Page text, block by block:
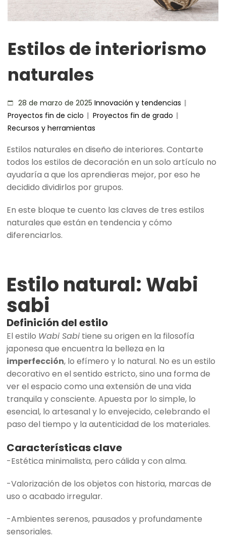
Estilos de interiorismo
naturales
28 de marzo de 2025 Innovación y tendencias |
Proyectos fin de ciclo |Proyectos fin de grado |
Recursos y herramientas
Estilos naturales en diseño de interiores. Contarte
todos los estilos de decoración en un solo artículo no
ayudaría a que los aprendieras mejor, por eso he
decidido dividirlos por grupos.
En este bloque te cuento las claves de tres estilos
naturales que están en tendencia y cómo
diferenciarlos.
Estilo natural: Wabi
sabi
Definición del estilo
El estilo Wabi Sabitiene su origen en la filosofía
japonesa que encuentra la belleza en la
imperfección, lo efímero y lo natural. No es un estilo
decorativo en el sentido estricto, sino una forma de
ver el espacio como una extensión de una vida
tranquila y consciente. Apuesta por lo simple, lo
esencial, lo artesanal y lo envejecido, celebrando el
paso del tiempo y la autenticidad de los materiales.
Características clave
-Estética minimalista, pero cálida y con alma.
-Valorización de los objetos con historia, marcas de
uso o acabado irregular.
-Ambientes serenos, pausados y profundamente
sensoriales.